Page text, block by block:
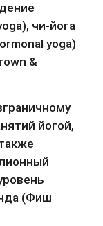
чи-йога
yoga)
&
йогой,
(Фиш